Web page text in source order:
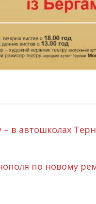
– в автошколах
по новому